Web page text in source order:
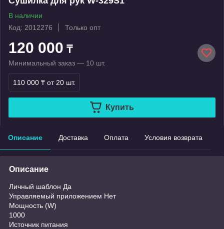
В наличии
Код: 2012276
Только опт
120 000 ₸
Минимальный заказ — 10 шт.
110 000 ₸ от 20 шт.
Купить
Описание Доставка Оплата Условия возврата
Описание
Личный шаблон Да
Управляемый приложением Нет
Мощность (W)
1000
Источник питания